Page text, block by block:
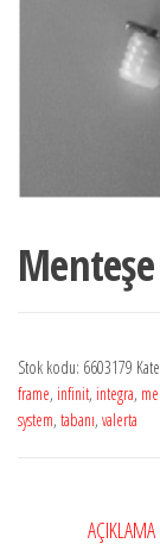
Stok kodu: 6603179
frame, infinit, integra,
system, tabanı, valerta
AÇIKLAMA